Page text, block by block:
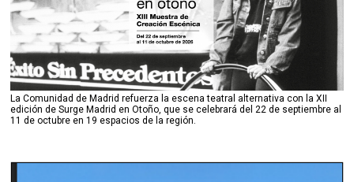
La Comunidad de Madrid refuerza la escena teatral alternativa con la XII
edición de Surge Madrid en Otoño, que se celebrará del 22 de septiembre al
11 de octubre en 19 espacios de la región.